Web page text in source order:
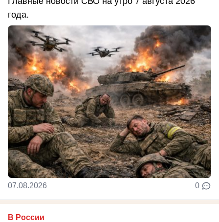
года.
07.08.2026 0
В России